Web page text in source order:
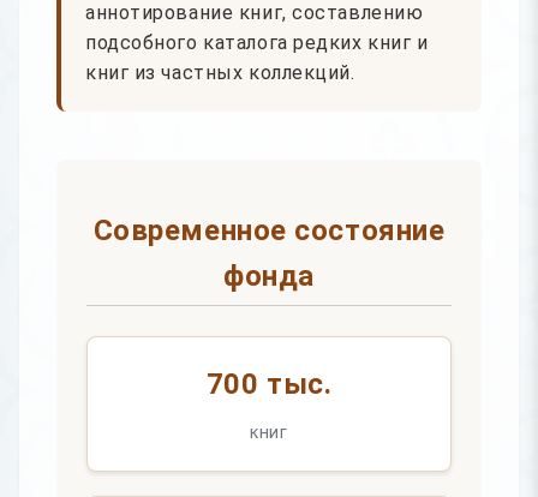
аннотирование книг, составлению
подсобного каталога редких книг и
книг из частных коллекций.
Современное состояние
фонда
700 тыс.
книг